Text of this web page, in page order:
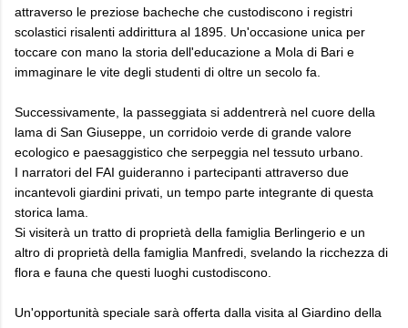
attraverso le preziose bacheche che custodiscono i registri
scolastici risalenti addirittura al 1895. Un'occasione unica per
toccare con mano la storia dell'educazione a Mola di Bari e
immaginare le vite degli studenti di oltre un secolo fa.
Successivamente, la passeggiata si addentrerà nel cuore della
lama di San Giuseppe, un corridoio verde di grande valore
ecologico e paesaggistico che serpeggia nel tessuto urbano.
I narratori del FAI guideranno i partecipanti attraverso due
incantevoli giardini privati, un tempo parte integrante di questa
storica lama.
Si visiterà un tratto di proprietà della famiglia Berlingerio e un
altro di proprietà della famiglia Manfredi, svelando la ricchezza di
flora e fauna che questi luoghi custodiscono.
Un'opportunità speciale sarà offerta dalla visita al Giardino della